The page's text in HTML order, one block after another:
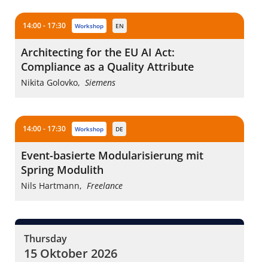
14:00 - 17:30 workshop EN
Architecting for the EU AI Act:
Compliance as a Quality Attribute
Nikita Golovko, Siemens
14:00 - 17:30 workshop DE
Event-basierte Modularisierung mit
Spring Modulith
Nils Hartmann, Freelance
Thursday
15 Oktober 2026